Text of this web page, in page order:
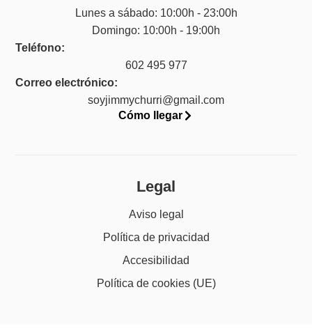
Lunes a sábado: 10:00h - 23:00h
Domingo: 10:00h - 19:00h
Teléfono:
602 495 977
Correo electrónico:
soyjimmychurri@gmail.com
Cómo llegar
Legal
Aviso legal
Política de privacidad
Accesibilidad
Política de cookies (UE)